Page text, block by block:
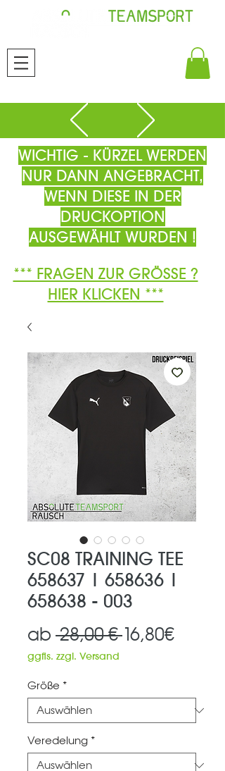
WICHTIG - KÜRZEL WERDEN
NUR DANN ANGEBRACHT,
WENN DIESE IN DER
DRUCKOPTION
AUSGEWÄHLT WURDEN !
*** FRAGEN ZUR GRÖSSE ?
HIER KLICKEN ***
SC08 TRAINING TEE
658637 | 658636 |
658638 - 003
ab 28,00 € 16,80€Sale-
ggfls. zzgl. Versand
Größe *
Veredelung *